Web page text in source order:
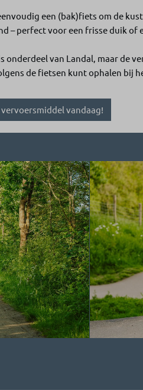
een (bak)fiets om de
– perfect voor een frisse duik
onderdeel van Landal, maar de
de fietsen kunt ophalen bij
vandaag!